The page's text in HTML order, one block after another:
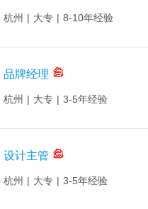
杭州 | 大专 | 8-10年经验
品牌经理
杭州 | 大专 | 3-5年经验
设计主管
杭州 | 大专 | 3-5年经验